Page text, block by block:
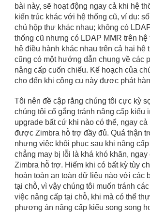
bài này, sẽ hoạt động ngay cả khi hệ
kiến ​​trúc khác với hệ thống cũ, ví dụ:
chủ hộp thư khác nhau; không có
thống cũ nhưng có LDAP MMR trên hệ
hệ điều hành khác nhau trên cả hai hệ
cũng có một hướng dẫn chung về các
nâng cấp cuốn chiếu. Kế hoạch của
cho đến khi công cụ này được phát
Tôi nên đề cập rằng chúng tôi cực kỳ
chúng tôi cố gắng tránh nâng cấp kiểu
upgrade bất cứ khi nào có thể, ngay cả
được Zimbra hỗ trợ đầy đủ. Quá thận
nhưng việc khôi phục sau khi nâng
chẳng may bị lỗi là khá khó khăn,
Zimbra hỗ trợ. Hiếm khi có bất kỳ tùy
hoàn toàn an toàn dữ liệu nào với các
tại chỗ, vì vậy chúng tôi muốn tránh
việc nâng cấp tại chỗ, khi mà có thể
phương án nâng cấp kiểu song song